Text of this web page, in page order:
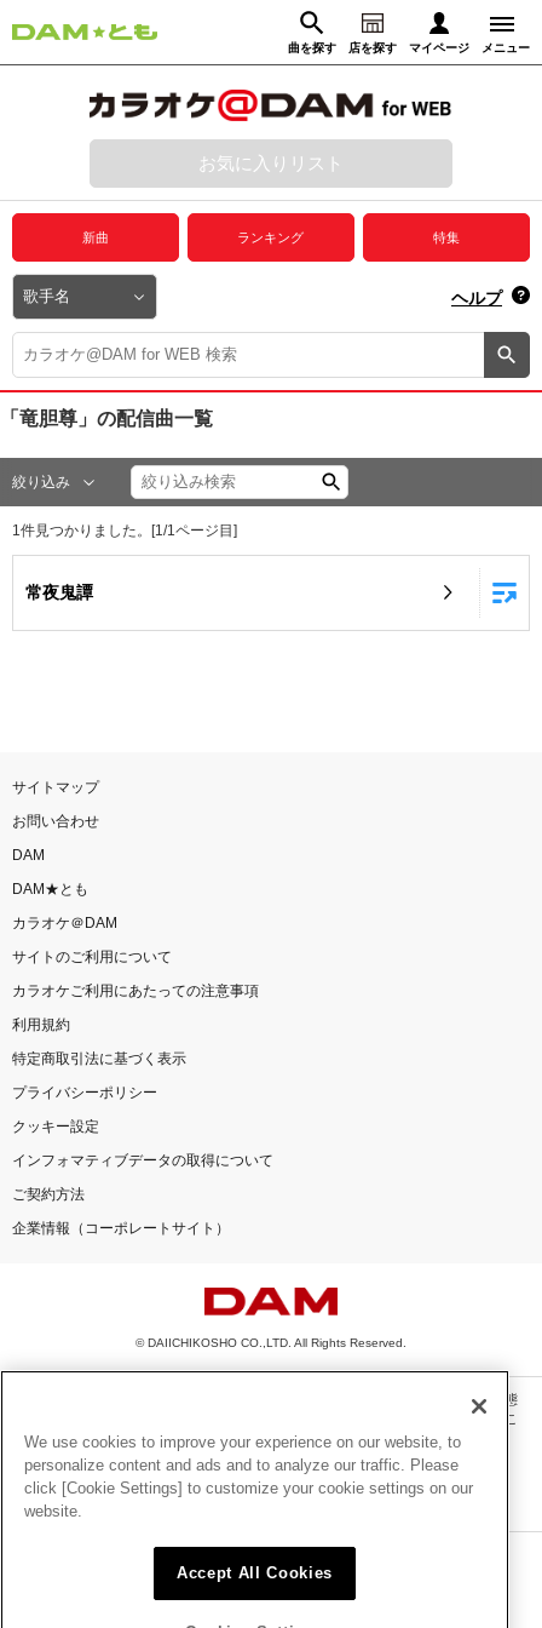
曲を探す 店を探す マイページ メニュー
動画からさがす 録音からさがす
ログイン
プレミアムサービス
DAM★とも動画
DAM★とも録音
カラオケ＠DAM
ユーザー検索
お知らせ
お気に入りリスト
新曲 ランキング 特集
ヘルプ
「竜胆尊」 の配信曲一覧
絞り込み
1 件見つかりました。[1 /1 ページ目]
常夜鬼譚
サイトマップ
お問い合わせ
DAM
DAM★とも
カラオケ＠DAM
サイトのご利用について
カラオケご利用にあたっての注意事項
利用規約
特定商取引法に基づく表示
プライバシーポリシー
クッキー設定
インフォマティブデータの取得について
ご契約方法
企業情報（コーポレートサイト）
© DAIICHIKOSHO CO.,LTD. All Rights Reserved.
このサイトに掲載されている一切の文章・画像・写真・動画・音声等を、手段や形態
を問わず、著作権法の定める範囲を超えて無断で複製、転載、ファイル化などするこ
とを禁じます。
楽曲及びコンテンツは、機種によりご利用いただけない場合があります。
楽曲及びコンテンツの配信日、配信内容が変更になる場合があります。
楽曲によりMYリスト保存ができない場合があります。
6602250213Y31015 6602250112Y38026 6602250240Y31015
6602250241Y45122
We use cookies to improve your experience on our website, to
personalize content and ads and to analyze our traffic. Please
click [Cookie Settings] to customize your cookie settings on our
website.
Accept All Cookies